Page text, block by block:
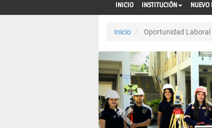
INICIO INSTITUCIÓN NUEVO
Inicio Oportunidad